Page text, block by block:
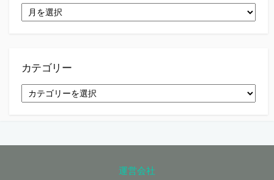
ー
カテゴリー
テ
運営会社